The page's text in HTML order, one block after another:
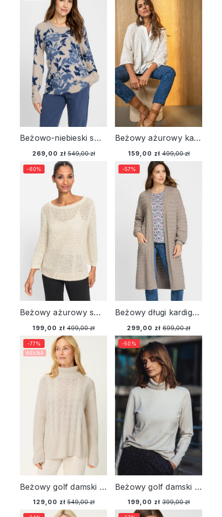
Beżowo-niebieski sweter damski Henny w kwiaty – Vintage Romance
269,00 zł 549,00 zł
Beżowy ażurowy kardigan damski Henny z bawełną – Designer Choice
159,00 zł 499,00 zł
Beżowy ażurowy sweter damski Henny - Urban Lights
199,00 zł 499,00 zł
-60%
Beżowy długi kardigan damski Henny – Vintage Romance
299,00 zł 699,00 zł
-57%
Beżowy golf damski Cora – Liaison en Vogue
129,00 zł 549,00 zł
-77%
WEŁNA
Beżowy golf damski Eva – Liaison en Vogue
199,00 zł 399,00 zł
-50%